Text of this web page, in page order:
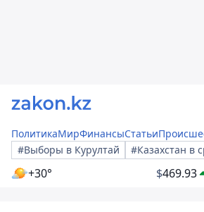
ПолитикаМирФинансыСтатьи
#Выборы в Курултай
#Казахстан в
+30° $469.93